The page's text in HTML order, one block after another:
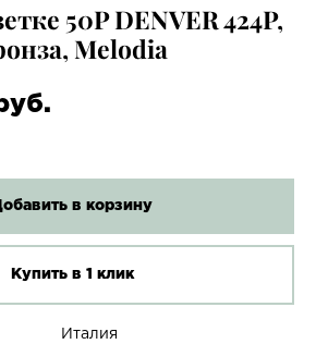
50P DENVER 424P,
Melodia
в корзину
Купить в 1 клик
Италия